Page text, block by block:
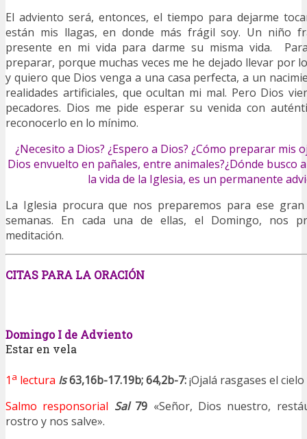
El adviento será, entonces, el tiempo para dejarme
están mis llagas, en donde más frágil soy. Un niño
presente en mi vida para darme su misma vida.
preparar, porque muchas veces me he dejado llevar por
y quiero que Dios venga a una casa perfecta, a un
realidades artificiales, que ocultan mi mal. Pero Dios
pecadores. Dios me pide esperar su venida con
reconocerlo en lo mínimo.
¿Necesito a Dios? ¿Espero a Dios? ¿Cómo preparar mis
Dios envuelto en pañales, entre animales?¿Dónde busco
la vida de la Iglesia, es un permanente
La Iglesia procura que nos preparemos para ese
semanas. En cada una de ellas, el Domingo, nos
meditación.
CITAS PARA LA ORACIÓN
Domingo I de Adviento
Estar en vela
1 a lectura Is63,16b-17.19b; 64,2b-7:¡Ojalá rasgases el
Salmo responsorial Sal79 «Señor, Dios nuestro,
rostro y nos salve».